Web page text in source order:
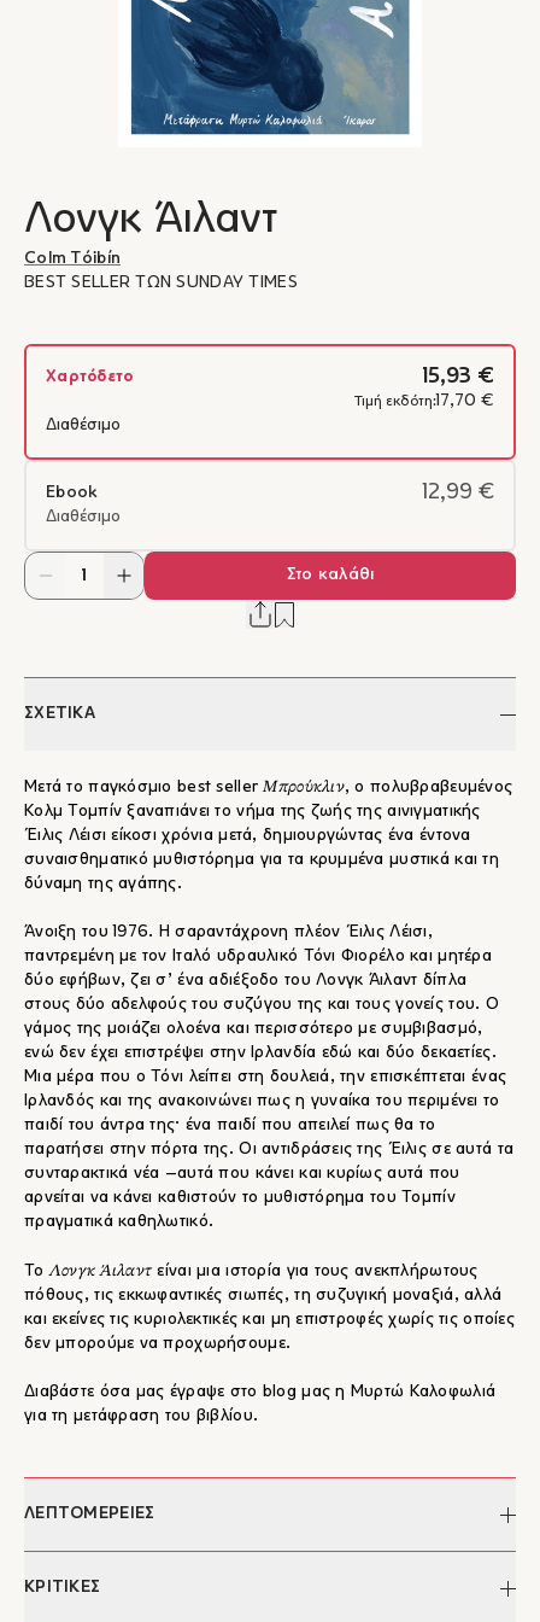
Λονγκ Άιλαντ
Colm Tóibín
BEST SELLER ΤΩΝ SUNDAY TIMES
Χαρτόδετο 15,93 €
Τιμή εκδότη: 17,70 €
Διαθέσιμο
Ebook 12,99 €
Διαθέσιμο
Στο καλάθι
ΣΧΕΤΙΚΑ
Μετά το παγκόσμιο best sellerΜπρούκλιν, ο πολυβραβευμένος
Κολμ Τομπίν ξαναπιάνει το νήμα της ζωής της αινιγματικής
Έιλις Λέισι είκοσι χρόνια μετά, δημιουργώντας ένα έντονα
συναισθηματικό μυθιστόρημα για τα κρυμμένα μυστικά και τη
δύναμη της αγάπης.
Άνοιξη του 1976. Η σαραντάχρονη πλέον Έιλις Λέισι,
παντρεμένη με τον Ιταλό υδραυλικό Τόνι Φιορέλο και μητέρα
δύο εφήβων, ζει σ’ ένα αδιέξοδο του Λονγκ Άιλαντ δίπλα
στους δύο αδελφούς του συζύγου της και τους γονείς του. Ο
γάμος της μοιάζει ολοένα και περισσότερο με συμβιβασμό,
ενώ δεν έχει επιστρέψει στην Ιρλανδία εδώ και δύο δεκαετίες.
Μια μέρα που ο Τόνι λείπει στη δουλειά, την επισκέπτεται ένας
Ιρλανδός και της ανακοινώνει πως η γυναίκα του περιμένει το
παιδί του άντρα της· ένα παιδί που απειλεί πως θα το
παρατήσει στην πόρτα της. Οι αντιδράσεις της Έιλις σε αυτά τα
συνταρακτικά νέα –αυτά που κάνει και κυρίως αυτά που
αρνείται να κάνει καθιστούν το μυθιστόρημα του Τομπίν
πραγματικά καθηλωτικό.
ΤοΛονγκ Άιλαντείναι μια ιστορία για τους ανεκπλήρωτους
πόθους, τις εκκωφαντικές σιωπές, τη συζυγική μοναξιά, αλλά
και εκείνες τις κυριολεκτικές και μη επιστροφές χωρίς τις οποίες
δεν μπορούμε να προχωρήσουμε.
Διαβάστε όσα μας έγραψε στο blog μας η Μυρτώ Καλοφωλιά
για τη μετάφραση του βιβλίου.
ΛΕΠΤΟΜΕΡΕΙΕΣ
Συγγραφέας:
ΚΡΙΤΙΚΕΣ